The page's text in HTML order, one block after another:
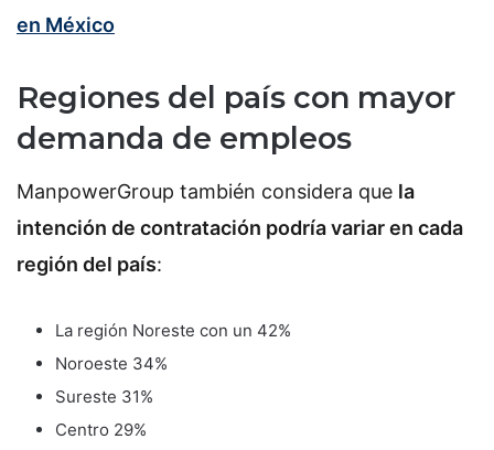
en México
Regiones del país con mayor
demanda de empleos
ManpowerGroup también considera que la
intención de contratación podría variar en cada
región del país:
La región Noreste con un 42%
Noroeste 34%
Sureste 31%
Centro 29%